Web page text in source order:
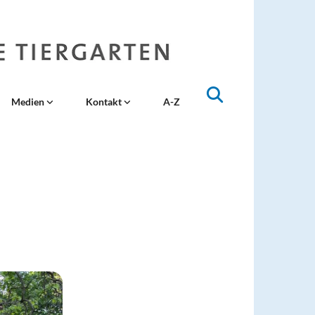
Medien Kontakt A-Z